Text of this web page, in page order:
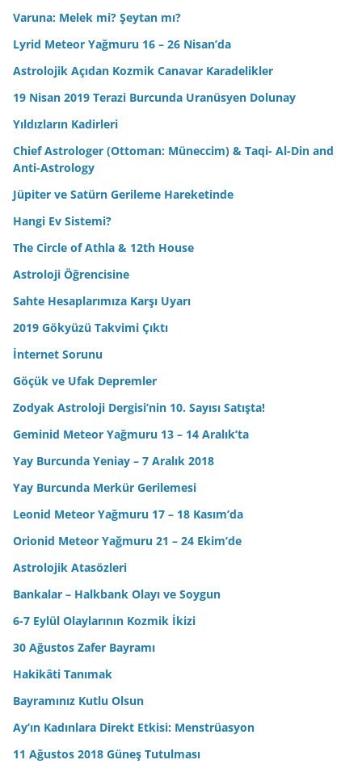
Varuna: Melek mi? Şeytan mı?
Lyrid Meteor Yağmuru 16 – 26 Nisan’da
Astrolojik Açıdan Kozmik Canavar Karadelikler
19 Nisan 2019 Terazi Burcunda Uranüsyen Dolunay
Yıldızların Kadirleri
Chief Astrologer (Ottoman: Müneccim) & Taqi- Al-Din and
Anti-Astrology
Jüpiter ve Satürn Gerileme Hareketinde
Hangi Ev Sistemi?
The Circle of Athla & 12th House
Astroloji Öğrencisine
Sahte Hesaplarımıza Karşı Uyarı
2019 Gökyüzü Takvimi Çıktı
İnternet Sorunu
Göçük ve Ufak Depremler
Zodyak Astroloji Dergisi’nin 10. Sayısı Satışta!
Geminid Meteor Yağmuru 13 – 14 Aralık’ta
Yay Burcunda Yeniay – 7 Aralık 2018
Yay Burcunda Merkür Gerilemesi
Leonid Meteor Yağmuru 17 – 18 Kasım’da
Orionid Meteor Yağmuru 21 – 24 Ekim’de
Astrolojik Atasözleri
Bankalar – Halkbank Olayı ve Soygun
6-7 Eylül Olaylarının Kozmik İkizi
30 Ağustos Zafer Bayramı
Hakikâti Tanımak
Bayramınız Kutlu Olsun
Ay’ın Kadınlara Direkt Etkisi: Menstrüasyon
11 Ağustos 2018 Güneş Tutulması